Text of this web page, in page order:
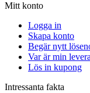
Mitt konto
Logga in
Skapa konto
Begär nytt
Var är min
Lös in kupong
Intressanta fakta